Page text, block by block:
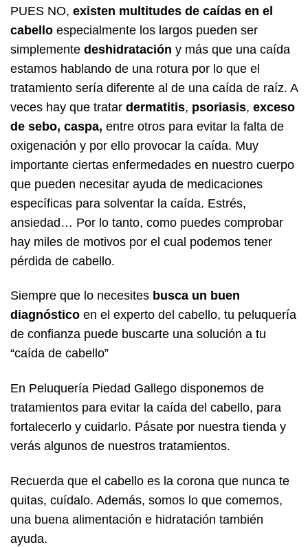
PUES NO, existen multitudes de caídas en el
cabello especialmente los largos pueden ser
simplemente deshidratación y más que una caída
estamos hablando de una rotura por lo que el
tratamiento sería diferente al de una caída de raíz. A
veces hay que tratar dermatitis, psoriasis, exceso
de sebo, caspa, entre otros para evitar la falta de
oxigenación y por ello provocar la caída. Muy
importante ciertas enfermedades en nuestro cuerpo
que pueden necesitar ayuda de medicaciones
específicas para solventar la caída. Estrés,
ansiedad… Por lo tanto, como puedes comprobar
hay miles de motivos por el cual podemos tener
pérdida de cabello.
Siempre que lo necesites busca un buen
diagnóstico en el experto del cabello, tu peluquería
de confianza puede buscarte una solución a tu
“caída de cabello”
En Peluquería Piedad Gallego disponemos de
tratamientos para evitar la caída del cabello, para
fortalecerlo y cuidarlo. Pásate por nuestra tienda y
verás algunos de nuestros tratamientos.
Recuerda que el cabello es la corona que nunca te
quitas, cuídalo. Además, somos lo que comemos,
una buena alimentación e hidratación también
ayuda.